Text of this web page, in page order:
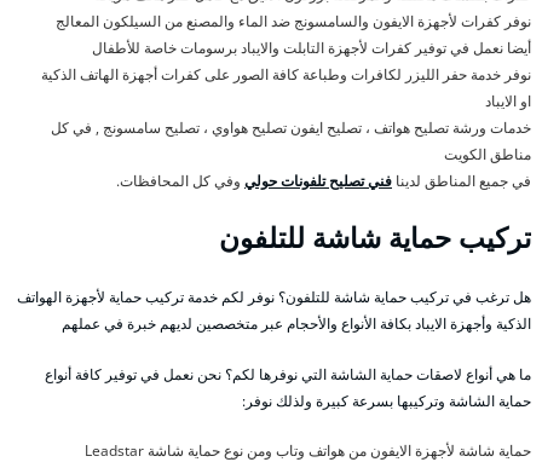
نوفر كفرات لأجهزة الايفون والسامسونج ضد الماء والمصنع من السيلكون المعالج
أيضا نعمل في توفير كفرات لأجهزة التابلت والايباد برسومات خاصة للأطفال
نوفر خدمة حفر الليزر لكافرات وطباعة كافة الصور على كفرات أجهزة الهاتف الذكية
او الايباد
خدمات ورشة تصليح هواتف ، تصليح ايفون تصليح هواوي ، تصليح سامسونج , في كل
مناطق الكويت
في جميع المناطق لدينا فني تصليح تلفونات حولي وفي كل المحافظات.
تركيب حماية شاشة للتلفون
هل ترغب في تركيب حماية شاشة للتلفون؟ نوفر لكم خدمة تركيب حماية لأجهزة الهواتف
الذكية وأجهزة الايباد بكافة الأنواع والأحجام عبر متخصصين لديهم خبرة في عملهم
ما هي أنواع لاصقات حماية الشاشة التي نوفرها لكم؟ نحن نعمل في توفير كافة أنواع
حماية الشاشة وتركيبها بسرعة كبيرة ولذلك نوفر:
حماية شاشة لأجهزة الايفون من هواتف وتاب ومن نوع حماية شاشة Leadstar